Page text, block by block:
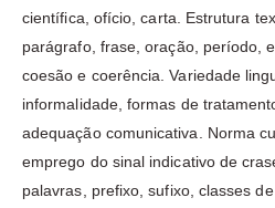
científica, ofício, carta. Estrutura
parágrafo, frase, oração, período,
coesão e coerência. Variedade
informalidade, formas de
adequação comunicativa. Norma
emprego do sinal indicativo de
palavras, prefixo, sufixo, classes